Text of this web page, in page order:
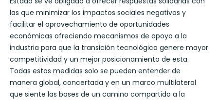
las que minimizar los impactos sociales negativos y
facilitar el aprovechamiento de oportunidades
económicas ofreciendo mecanismos de apoyo a la
industria para que la transición tecnológica genere mayor
competitividad y un mejor posicionamiento de esta.
Todas estas medidas solo se pueden entender de
manera global, concertada y en un marco multilateral
que siente las bases de un camino compartido a la